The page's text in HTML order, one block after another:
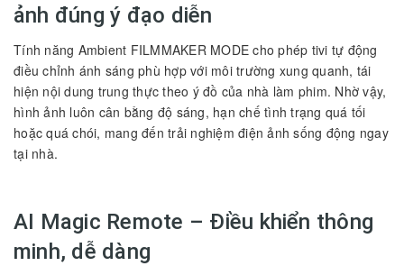
ảnh đúng ý đạo diễn
Tính năng Ambient FILMMAKER MODE cho phép tivi tự động
điều chỉnh ánh sáng phù hợp với môi trường xung quanh, tái
hiện nội dung trung thực theo ý đồ của nhà làm phim. Nhờ vậy,
hình ảnh luôn cân bằng độ sáng, hạn chế tình trạng quá tối
hoặc quá chói, mang đến trải nghiệm điện ảnh sống động ngay
tại nhà.
AI Magic Remote – Điều khiển thông
minh, dễ dàng